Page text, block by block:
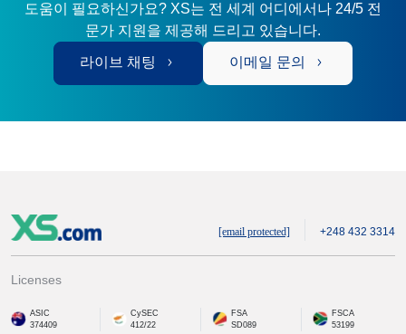
도움이 필요하신가요? XS는 전 세계 어디에서나 24/5 전
문가 지원을 제공해 드리고 있습니다.
라이브 채팅 이메일 문의
[email protected] +248 432 3314
Licenses
ASIC
374409
CySEC
412/22
FSA
SD089
FSCA
53199